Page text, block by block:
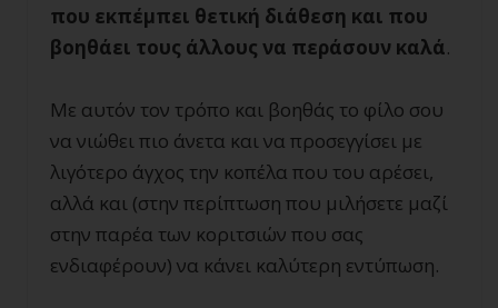
που εκπέμπει θετική διάθεση και που
βοηθάει τους άλλους να περάσουν καλά.
Με αυτόν τον τρόπο και βοηθάς το φίλο σου
να νιώθει πιο άνετα και να προσεγγίσει με
λιγότερο άγχος την κοπέλα που του αρέσει,
αλλά και (στην περίπτωση που μιλήσετε μαζί
στην παρέα των κοριτσιών που σας
ενδιαφέρουν) να κάνει καλύτερη εντύπωση.